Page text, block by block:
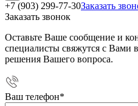
+7 (903) 299-77-30Заказать
Заказать звонок
Оставьте Ваше сообщение и
специалисты свяжутся с Вами
решения Вашего вопроса.
Ваш телефон*